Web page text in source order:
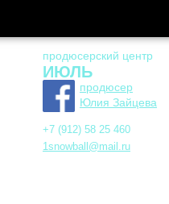
продюсерский центр
ИЮЛЬ
продюсер
Юлия Зайцева
+7 (912) 58 25 460
1snowball@mail.ru